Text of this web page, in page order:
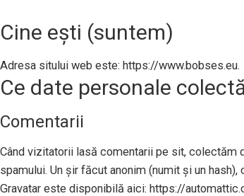
Cine ești (suntem)
Adresa sitului web este: https://www.bobses.eu.
Ce date personale
Comentarii
Când vizitatorii lasă comentarii pe sit, colectăm
spamului. Un șir făcut anonim (numit și un
Gravatar este disponibilă aici: https://